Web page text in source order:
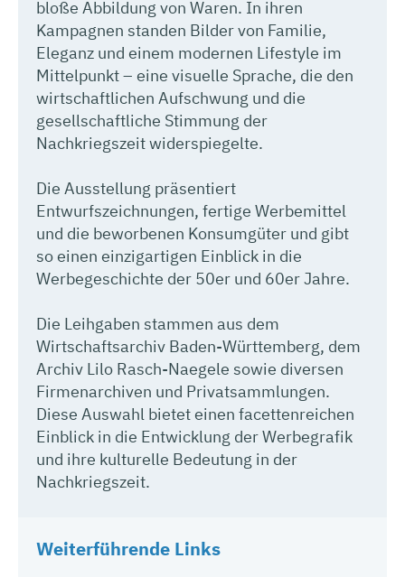
bloße Abbildung von Waren. In ihren
Kampagnen standen Bilder von Familie,
Eleganz und einem modernen Lifestyle im
Mittelpunkt – eine visuelle Sprache, die den
wirtschaftlichen Aufschwung und die
gesellschaftliche Stimmung der
Nachkriegszeit widerspiegelte.
Die Ausstellung präsentiert
Entwurfszeichnungen, fertige Werbemittel
und die beworbenen Konsumgüter und gibt
so einen einzigartigen Einblick in die
Werbegeschichte der 50er und 60er Jahre.
Die Leihgaben stammen aus dem
Wirtschaftsarchiv Baden-Württemberg, dem
Archiv Lilo Rasch-Naegele sowie diversen
Firmenarchiven und Privatsammlungen.
Diese Auswahl bietet einen facettenreichen
Einblick in die Entwicklung der Werbegrafik
und ihre kulturelle Bedeutung in der
Nachkriegszeit.
Weiterführende Links